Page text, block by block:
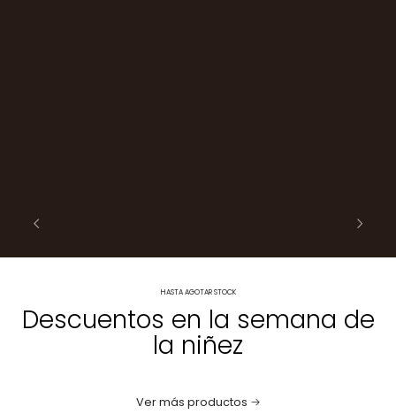
HASTA AGOTAR STOCK
Descuentos en la semana de
la niñez
Ver más productos